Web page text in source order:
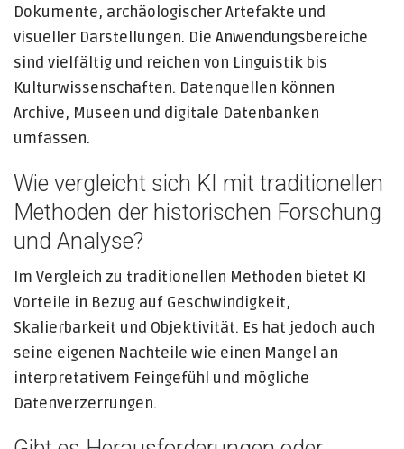
Dokumente, archäologischer Artefakte und
visueller Darstellungen. Die Anwendungsbereiche
sind vielfältig und reichen von Linguistik bis
Kulturwissenschaften. Datenquellen können
Archive, Museen und digitale Datenbanken
umfassen.
Wie vergleicht sich KI mit traditionellen
Methoden der historischen Forschung
und Analyse?
Im Vergleich zu traditionellen Methoden bietet KI
Vorteile in Bezug auf Geschwindigkeit,
Skalierbarkeit und Objektivität. Es hat jedoch auch
seine eigenen Nachteile wie einen Mangel an
interpretativem Feingefühl und mögliche
Datenverzerrungen.